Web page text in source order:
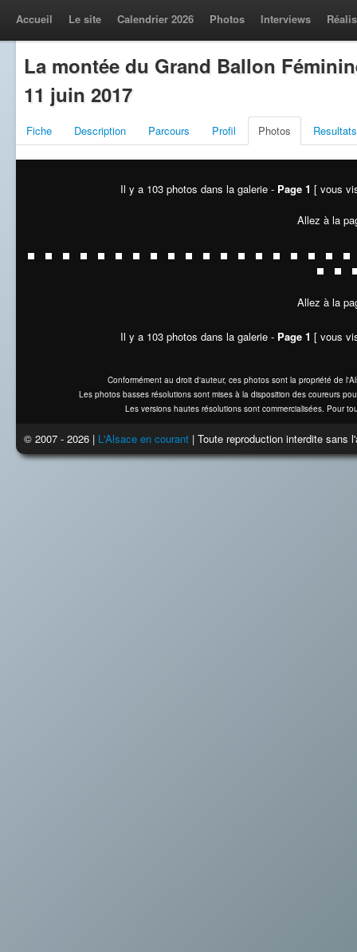
Accueil Le site Calendrier 2026 Photos Interviews
La montée du Grand Ballon
11 juin 2017
Fiche Description Parcours Profil Photos Resultats
Il y a 103 photos dans la galerie - Page 1 [ vous
Allez à la
Allez à la
Il y a 103 photos dans la galerie - Page 1 [ vous
Conformément au droit d'auteur, ces photos sont la propriété de
Les photos basses résolutions sont mises à la disposition des coureurs
Les versions hautes résolutions sont commercialisées. Pour
© 2007 - 2026 | L'Alsace en courant | Toute reproduction interdite sans